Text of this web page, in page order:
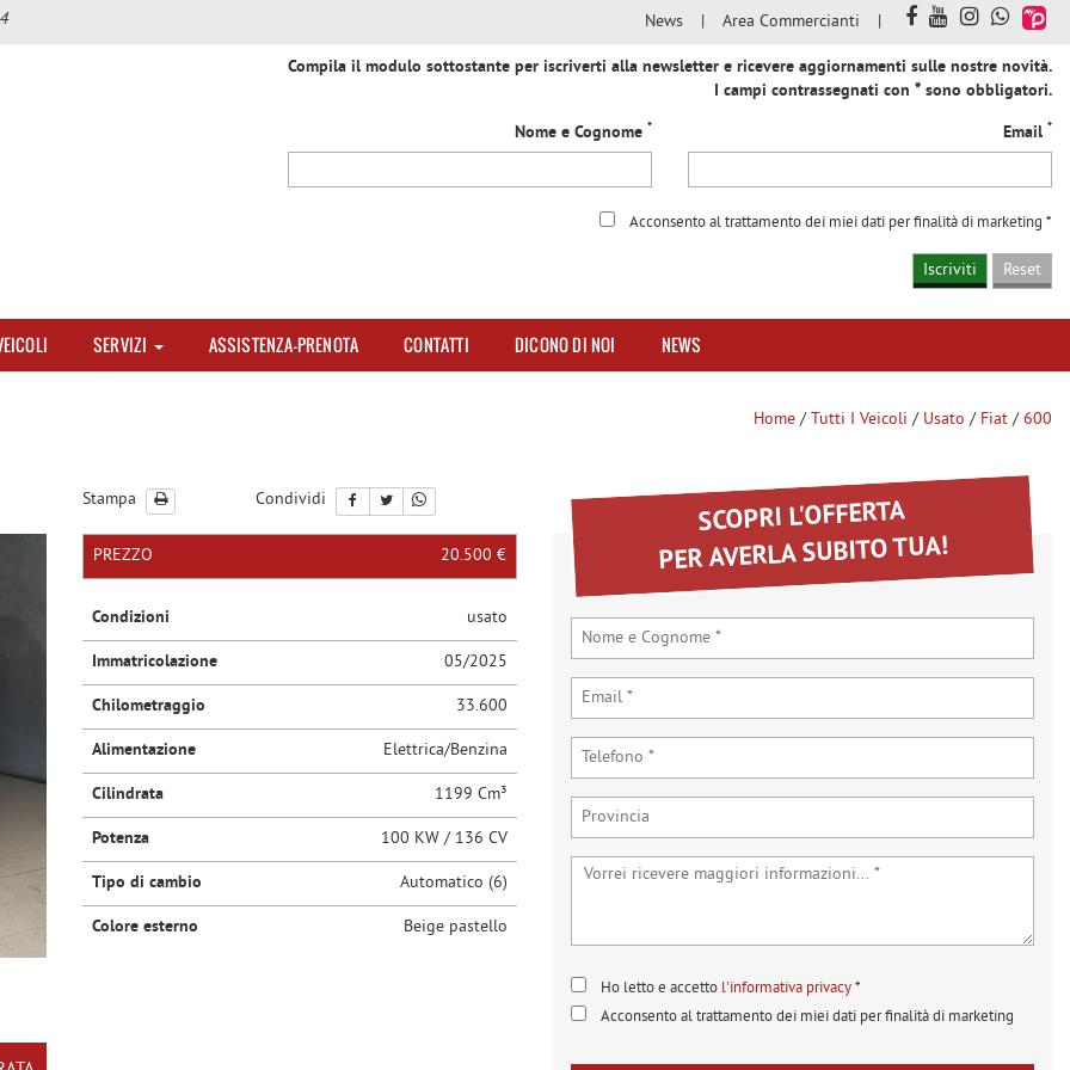
News Area Commercianti
Compila il modulo sottostante per iscriverti alla newsletter e ricevere aggiornamenti sulle nostre novità.
I campi contrassegnati con * sono obbligatori.
Nome e Cognome * Email *
Acconsento al trattamento dei miei dati per finalità di marketing *
SERVIZI ASSISTENZA-PRENOTA CONTATTI DICONO DI NOI NEWS
Home /Tutti I Veicoli / Usato / Fiat /600
Stampa Condividi
PREZZO 20.500 €
Condizioni usato
Immatricolazione 05/2025
Chilometraggio 33.600
Alimentazione Elettrica/Benzina
Cilindrata 1199 Cm³
Potenza 100 KW / 136 CV
Tipo di cambio Automatico (6)
Colore esterno Beige pastello
SCOPRI L'OFFERTA
PER AVERLA SUBITO TUA!
Ho letto e accetto l'informativa privacy*
Acconsento al trattamento dei miei dati per finalità di marketing